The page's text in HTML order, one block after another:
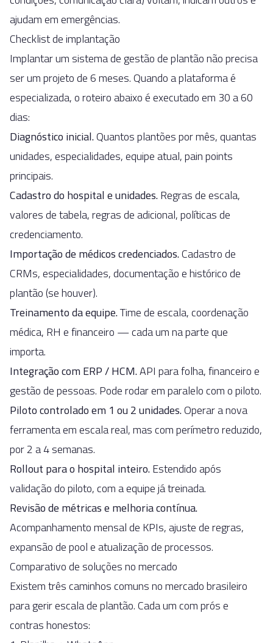
ajudam em emergências.
Checklist de implantação
Implantar um sistema de gestão de plantão não precisa
ser um projeto de 6 meses. Quando a plataforma é
especializada, o roteiro abaixo é executado em 30 a 60
dias:
Diagnóstico inicial.Quantos plantões por mês, quantas
unidades, especialidades, equipe atual, pain points
principais.
Cadastro do hospital e unidades.Regras de escala,
valores de tabela, regras de adicional, políticas de
credenciamento.
Importação de médicos credenciados.Cadastro de
CRMs, especialidades, documentação e histórico de
plantão (se houver).
Treinamento da equipe.Time de escala, coordenação
médica, RH e financeiro — cada um na parte que
importa.
Integração com ERP / HCM.API para folha, financeiro e
gestão de pessoas. Pode rodar em paralelo com o piloto.
Piloto controlado em 1 ou 2 unidades.Operar a nova
ferramenta em escala real, mas com perímetro reduzido,
por 2 a 4 semanas.
Rollout para o hospital inteiro.Estendido após
validação do piloto, com a equipe já treinada.
Revisão de métricas e melhoria contínua.
Acompanhamento mensal de KPIs, ajuste de regras,
expansão de pool e atualização de processos.
Comparativo de soluções no mercado
Existem três caminhos comuns no mercado brasileiro
para gerir escala de plantão. Cada um com prós e
contras honestos: